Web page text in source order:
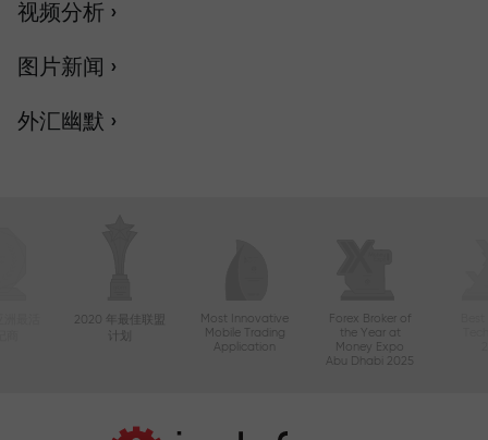
视频分析 ›
图片新闻 ›
外汇幽默 ›
2020 年最佳联盟
Most Innovative
Mobile Trading
Application
Forex Broker of
the Year at
Money Expo
Abu Dhabi 2025